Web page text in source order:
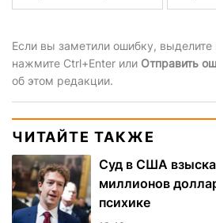
Если вы заметили ошибку,
нажмите Ctrl+Enter или Отправить
об этом редакции.
ЧИТАЙТЕ ТАКЖЕ
Суд в США
миллионов
психике